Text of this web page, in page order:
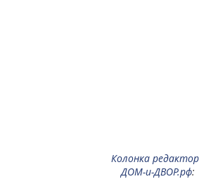
Колонка
ДОМ-и-ДВОР.рф: